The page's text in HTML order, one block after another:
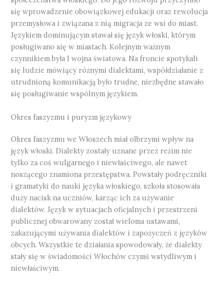
się wprowadzenie obowiązkowej edukacji oraz rewolucja
przemysłowa i związana z nią migracja ze wsi do miast.
Językiem dominującym stawał się język włoski, którym
posługiwano się w miastach. Kolejnym ważnym
czynnikiem była I wojna światowa. Na froncie spotykali
się ludzie mówiący różnymi dialektami, współdziałanie z
utrudnioną komunikacją było trudne, niezbędne stawało
się posługiwanie wspólnym językiem.
Okres faszyzmu i puryzm językowy
Okres faszyzmu we Włoszech miał olbrzymi wpływ na
język włoski. Dialekty zostały uznane przez reżim nie
tylko za coś wulgarnego i niewłaściwego, ale nawet
noszącego znamiona przestępstwa. Powstały podręczniki
i gramatyki do nauki języka włoskiego, szkoła stosowała
duży nacisk na uczniów, karząc ich za używanie
dialektów. Język w sytuacjach oficjalnych i przestrzeni
publicznej obwarowany został wieloma ustawami,
zakazującymi używania dialektów i zapożyczeń z języków
obcych. Wszystkie te działania spowodowały, że dialekty
stały się w świadomości Włochów czymś wstydliwym i
niewłaściwym.